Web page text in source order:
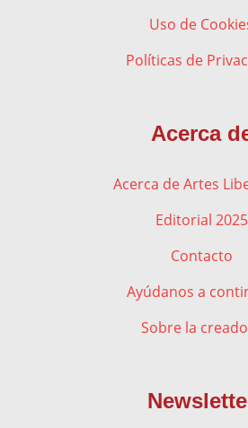
Uso de
Políticas de
Acerca
Acerca de Artes
Editorial 2025
Contacto
Ayúdanos a
Sobre la